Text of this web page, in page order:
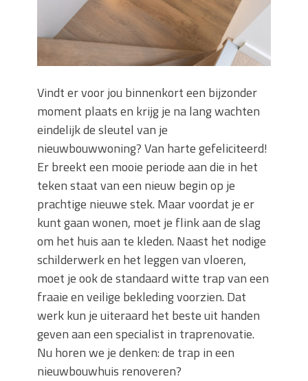
Buitenleven, de tuin en een hangmat
kopen
Verbouwen? Sla je inboedel tijdelijk op!
dakdekkersbedrijf?
Vindt er voor jou binnenkort een bijzonder
moment plaats en krijg je na lang wachten
eindelijk de sleutel van je
nieuwbouwwoning? Van harte gefeliciteerd!
Er breekt een mooie periode aan die in het
teken staat van een nieuw begin op je
prachtige nieuwe stek. Maar voordat je er
kunt gaan wonen, moet je flink aan de slag
om het huis aan te kleden. Naast het nodige
schilderwerk en het leggen van vloeren,
moet je ook de standaard witte trap van een
fraaie en veilige bekleding voorzien. Dat
werk kun je uiteraard het beste uit handen
geven aan een specialist in traprenovatie.
Nu horen we je denken: de trap in een
nieuwbouwhuis renoveren?